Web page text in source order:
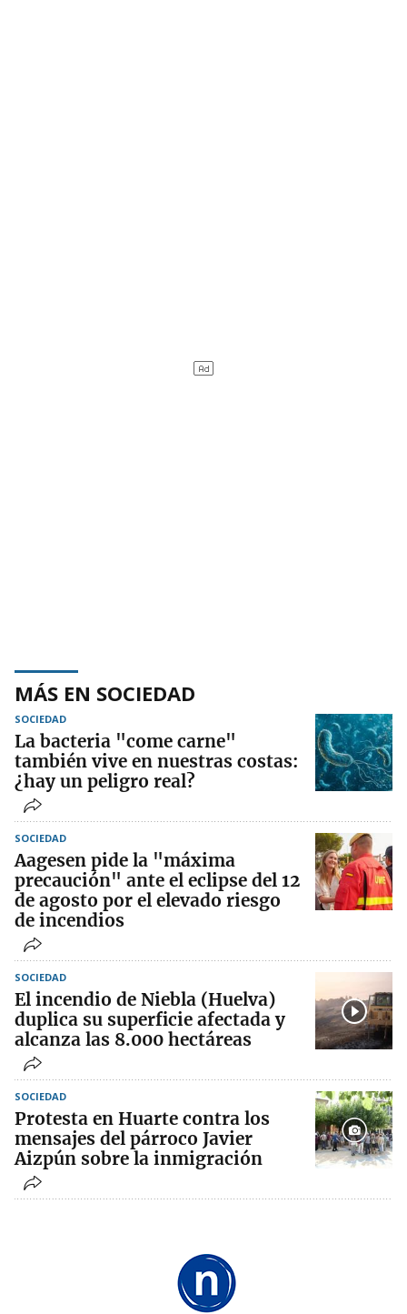
MÁS EN SOCIEDAD
SOCIEDAD
La bacteria "come carne"
también vive en nuestras costas:
¿hay un peligro real?
SOCIEDAD
Aagesen pide la "máxima
precaución" ante el eclipse del 12
de agosto por el elevado riesgo
de incendios
SOCIEDAD
El incendio de Niebla (Huelva)
duplica su superficie afectada y
alcanza las 8.000 hectáreas
SOCIEDAD
Protesta en Huarte contra los
mensajes del párroco Javier
Aizpún sobre la inmigración